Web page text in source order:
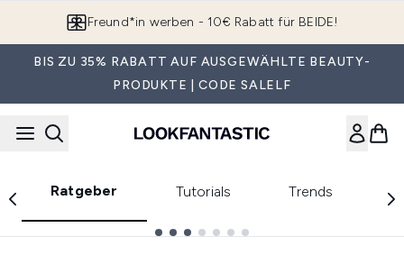
App downloaden & Extra-Rabatte erhalten*
BIS ZU 35% RABATT AUF AUSGEWÄHLTE BEAUTY-
PRODUKTE | CODE SALELF
Ratgeber Tutorials Trends